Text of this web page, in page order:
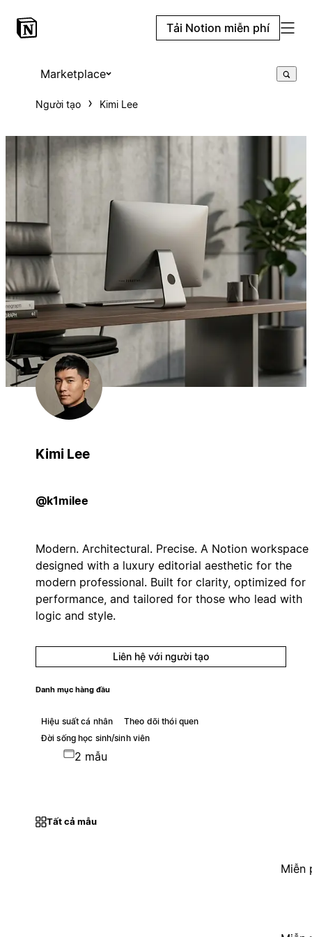
Tải Notion miễn phí
Marketplace
Người tạo Kimi Lee
Kimi Lee
@k1milee
Modern. Architectural. Precise. A Notion workspace
designed with a luxury editorial aesthetic for the
modern professional. Built for clarity, optimized for
performance, and tailored for those who lead with
logic and style.
Liên hệ với người tạo
Danh mục hàng đầu
Hiệu suất cá nhân
Theo dõi thói quen
Đời sống học sinh/sinh viên
2 mẫu
Tất cả mẫu
Miễn